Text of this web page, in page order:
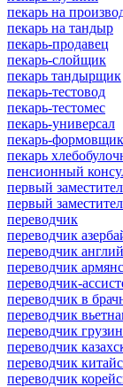
пекарь на
пекарь на тандыр
пекарь-продавец
пекарь-слойщик
пекарь тандырщик
пекарь-тестовод
пекарь-тестомес
пекарь-универсал
пекарь-формовщик
пекарь
пенсионный
первый
первый
переводчик
переводчик
переводчик
переводчик
переводчик-
переводчик в
переводчик
переводчик
переводчик
переводчик
переводчик